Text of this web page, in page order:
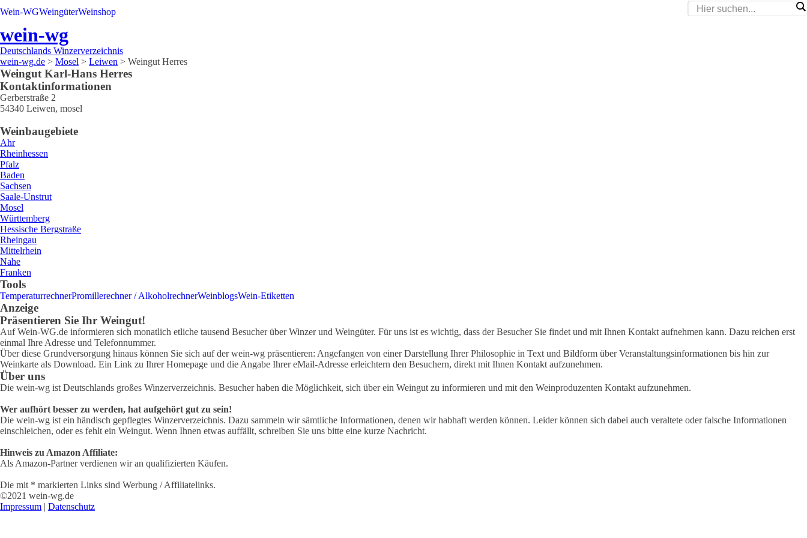
Wein-WGWeingüterWeinshop
wein-wg
Deutschlands Winzerverzeichnis
wein-wg.de > Mosel > Leiwen > Weingut Herres
Weingut Karl-Hans Herres
Kontaktinformationen
Gerberstraße 2
54340 Leiwen, mosel
Weinbaugebiete
Ahr
Rheinhessen
Pfalz
Baden
Sachsen
Saale-Unstrut
Mosel
Württemberg
Hessische Bergstraße
Rheingau
Mittelrhein
Nahe
Franken
Tools
TemperaturrechnerPromillerechner / AlkoholrechnerWeinblogsWein-Etiketten
Anzeige
Präsentieren Sie Ihr Weingut!
Auf Wein-WG.de informieren sich monatlich etliche tausend Besucher über Winzer und Weingüter. Für uns ist es wichtig, dass der Besucher Sie findet und mit Ihnen Kontakt aufnehmen kann. Dazu reichen erst
einmal Ihre Adresse und Telefonnummer.
Über diese Grundversorgung hinaus können Sie sich auf der wein-wg präsentieren: Angefangen von einer Darstellung Ihrer Philosophie in Text und Bildform über Veranstaltungsinformationen bis hin zur
Weinkarte als Download. Ein Link zu Ihrer Homepage und die Angabe Ihrer eMail-Adresse erleichtern den Besuchern, direkt mit Ihnen Kontakt aufzunehmen.
Über uns
Die wein-wg ist Deutschlands großes Winzerverzeichnis. Besucher haben die Möglichkeit, sich über ein Weingut zu informieren und mit den Weinproduzenten Kontakt aufzunehmen.
Wer aufhört besser zu werden, hat aufgehört gut zu sein!
Die wein-wg ist ein händisch gepflegtes Winzerverzeichnis. Dazu sammeln wir sämtliche Informationen, denen wir habhaft werden können. Leider können sich dabei auch veraltete oder falsche Informationen
einschleichen, oder es fehlt ein Weingut. Wenn Ihnen etwas auffällt, schreiben Sie uns bitte eine kurze Nachricht.
Hinweis zu Amazon Affiliate:
Als Amazon-Partner verdienen wir an qualifizierten Käufen.
Die mit * markierten Links sind Werbung / Affiliatelinks.
©2021 wein-wg.de
Impressum | Datenschutz